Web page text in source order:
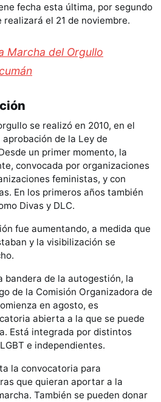
fecha esta última, por segundo
el 21 de noviembre.
Marcha del Orgullo
se realizó en 2010, en el
de la Ley de
un primer momento, la
convocada por organizaciones
feministas, y con
En los primeros años también
Divas y DLC.
fue aumentando, a medida que
y la visibilización se
bandera de la autogestión, la
de la Comisión Organizadora de
en agosto, es
abierta a la que se puede
Está integrada por distintos
e independientes.
la convocatoria para
que quieran aportar a la
También se pueden donar